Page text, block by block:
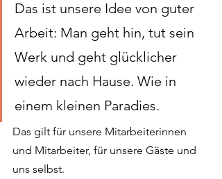
Das ist unsere Idee von guter
Arbeit: Man geht hin, tut sein
Werk und geht glücklicher
wieder nach Hause. Wie in
einem kleinen Paradies.
Das gilt für unsere Mitarbeiterinnen
und Mitarbeiter, für unsere Gäste und
uns selbst.